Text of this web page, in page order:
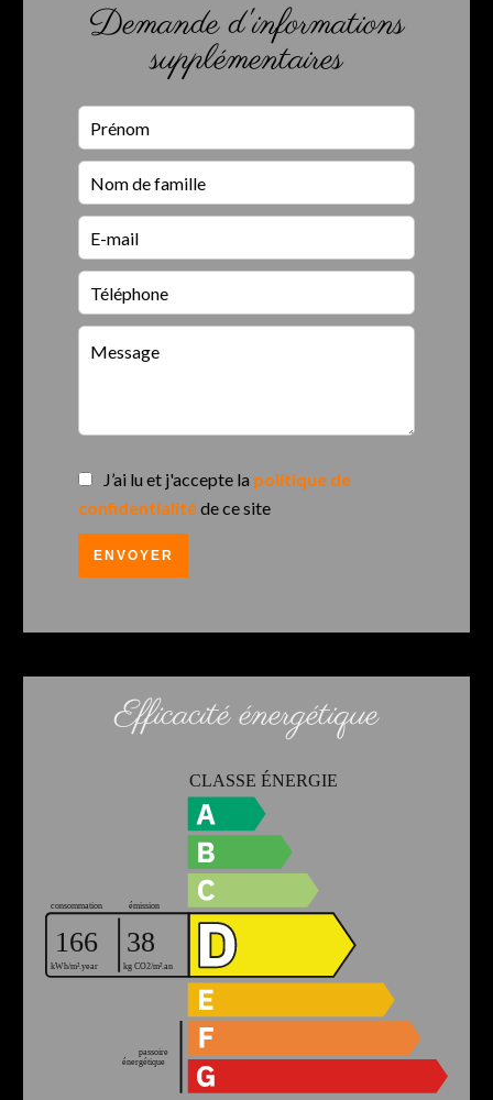
Demande d'informations
supplémentaires
J’ai lu et j'accepte la politique de
confidentialitéde ce site
ENVOYER
Efficacité énergétique